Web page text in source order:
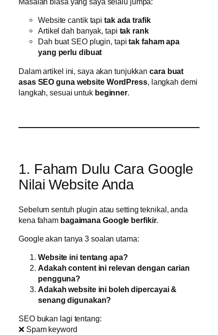
Website cantik tapi tak ada trafik
Artikel dah banyak, tapi tak rank
Dah buat SEO plugin, tapitak faham apa
yang perlu dibuat
Dalam artikel ini, saya akan tunjukkancara buat
asas SEO guna website WordPress, langkah demi
langkah, sesuai untuk beginner.
1. Faham Dulu Cara Google
Nilai Website Anda
Sebelum sentuh plugin atau setting teknikal, anda
kena faham bagaimana Google berfikir.
Google akan tanya 3 soalan utama:
Website ini tentang apa?
Adakah content ini relevan dengan carian
pengguna?
Adakah website ini boleh dipercayai &
senang digunakan?
SEO bukan lagi tentang:
❌ Spam keyword